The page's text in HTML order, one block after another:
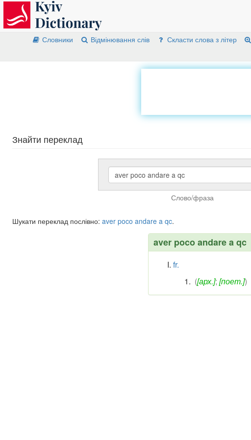
Словники Відмінювання слів Скласти слова з літер
Знайти переклад
Слово/фраза
Шукати переклад послівно: aver poco andare a qc.
aver poco andare a qc
fr.
([арх.]; [поет.])